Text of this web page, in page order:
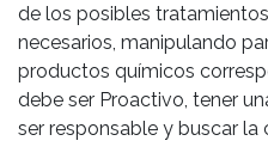
de los posibles
necesarios, manipulando
productos químicos
debe ser Proactivo, tener
ser responsable y buscar la